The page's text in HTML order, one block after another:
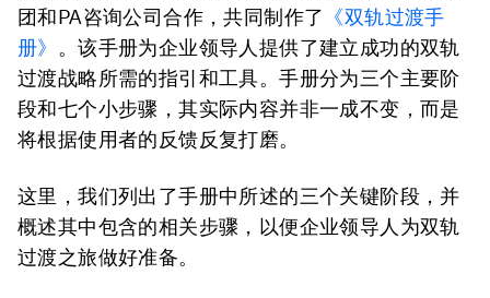
团和PA咨询公司合作，共同制作了 《双轨过渡手
册》
。该手册为企业领导人提供了建立成功的双轨
过渡战略所需的指引和工具。手册分为三个主要阶
段和七个小步骤，其实际内容并非一成不变，而是
将根据使用者的反馈反复打磨。
这里，我们列出了手册中所述的三个关键阶段，并
概述其中包含的相关步骤，以便企业领导人为双轨
过渡之旅做好准备。